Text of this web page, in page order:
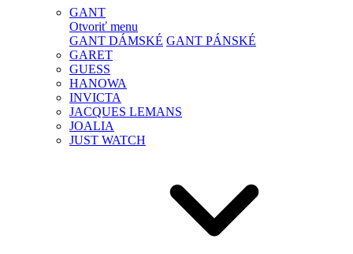
GANT
Otvoriť menu
GANT DÁMSKÉ GANT PÁNSKÉ
GARET
GUESS
HANOWA
INVICTA
JACQUES LEMANS
JOALIA
JUST WATCH